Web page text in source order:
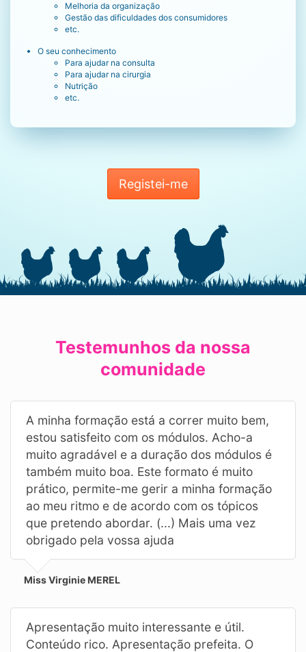
Melhoria da organização
Gestão das dificuldades dos consumidores
etc.
O seu conhecimento
Para ajudar na consulta
Para ajudar na cirurgia
Nutrição
etc.
Registei-me
Testemunhos da nossa
comunidade
A minha formação está a correr muito bem,
estou satisfeito com os módulos. Acho-a
muito agradável e a duração dos módulos é
também muito boa. Este formato é muito
prático, permite-me gerir a minha formação
ao meu ritmo e de acordo com os tópicos
que pretendo abordar. (...) Mais uma vez
obrigado pela vossa ajuda
Miss Virginie MEREL
Apresentação muito interessante e útil.
Conteúdo rico. Apresentação prefeita. O